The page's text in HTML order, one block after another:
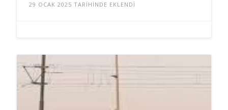
29 OCAK 2025 TARIHINDE EKLENDI